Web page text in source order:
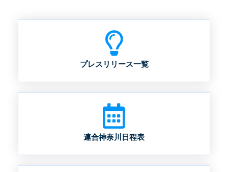
プレスリリース一覧
連合神奈川日程表